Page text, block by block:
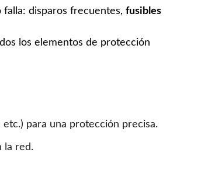
disparos frecuentes, fusibles
los elementos de protección
para una protección precisa.
de tensión en la red.